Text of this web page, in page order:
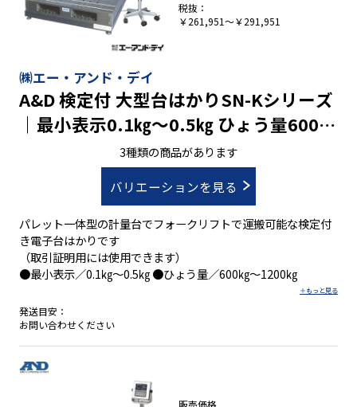
㈱エー・アンド・デイ
A&D 検定付 大型台はかりSN-Kシリーズ
｜最小表示0.1㎏～0.5㎏ ひょう量600㎏
3種類の商品があります
バリエーションを見る
パレット一体型の計量台でフォークリフトで運搬可能な検定付
き電子台はかりです
（取引証明用には使用できます）
●最小表示／0.1㎏～0.5㎏ ●ひょう量／600㎏～1200㎏
発送目安：
お問い合わせください
税抜：
￥261,951～￥291,951
販売価格